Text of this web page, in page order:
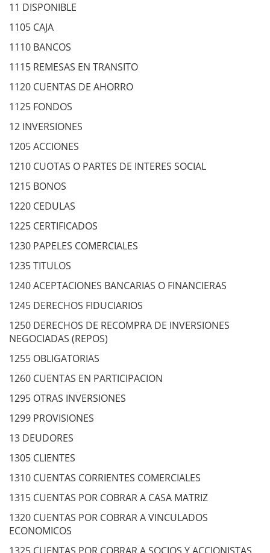
11 DISPONIBLE
1105 CAJA
1110 BANCOS
1115 REMESAS EN TRANSITO
1120 CUENTAS DE AHORRO
1125 FONDOS
12 INVERSIONES
1205 ACCIONES
1210 CUOTAS O PARTES DE INTERES SOCIAL
1215 BONOS
1220 CEDULAS
1225 CERTIFICADOS
1230 PAPELES COMERCIALES
1235 TITULOS
1240 ACEPTACIONES BANCARIAS O FINANCIERAS
1245 DERECHOS FIDUCIARIOS
1250 DERECHOS DE RECOMPRA DE INVERSIONES
NEGOCIADAS (REPOS)
1255 OBLIGATORIAS
1260 CUENTAS EN PARTICIPACION
1295 OTRAS INVERSIONES
1299 PROVISIONES
13 DEUDORES
1305 CLIENTES
1310 CUENTAS CORRIENTES COMERCIALES
1315 CUENTAS POR COBRAR A CASA MATRIZ
1320 CUENTAS POR COBRAR A VINCULADOS
ECONOMICOS